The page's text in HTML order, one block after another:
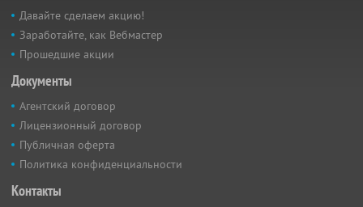
Давайте сделаем акцию!
Заработайте, как Вебмастер
Прошедшие акции
Документы
Агентский договор
Лицензионный договор
Публичная оферта
Политика конфиденциальности
Контакты